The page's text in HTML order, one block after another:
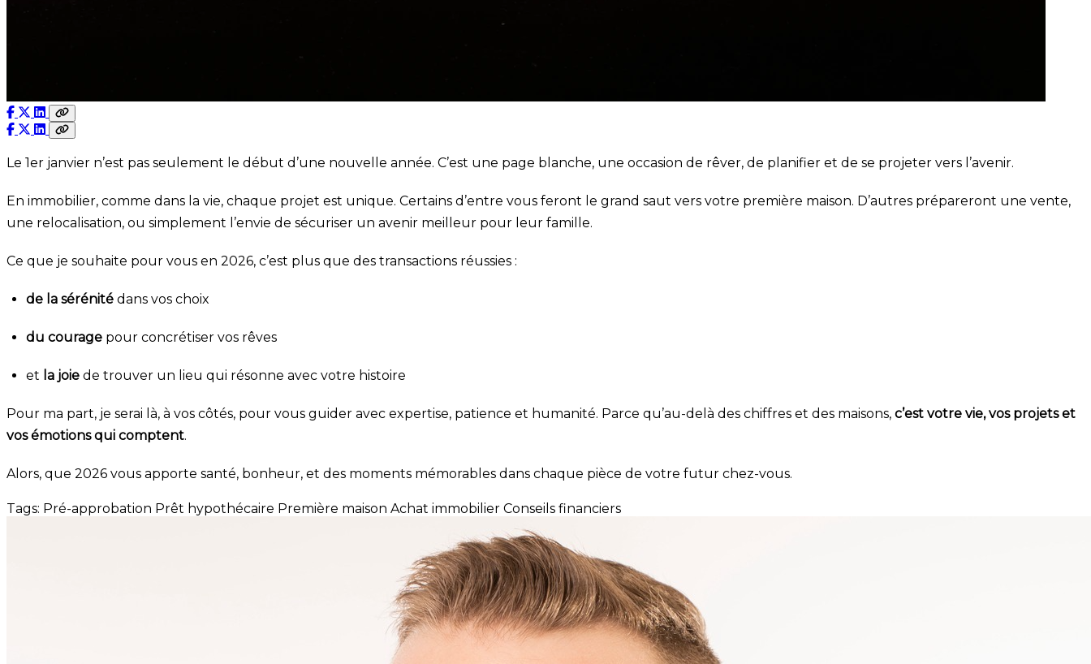
Le 1er janvier n’est pas seulement le début d’une nouvelle année. C’est une page blanche, une occasion de rêver, de planifier et de se projeter vers l’avenir.
En immobilier, comme dans la vie, chaque projet est unique. Certains d’entre vous feront le grand saut vers votre première maison. D’autres prépareront une vente,
une relocalisation, ou simplement l’envie de sécuriser un avenir meilleur pour leur famille.
Ce que je souhaite pour vous en 2026, c’est plus que des transactions réussies :
de la sérénité dans vos choix
du courage pour concrétiser vos rêves
et la joie de trouver un lieu qui résonne avec votre histoire
Pour ma part, je serai là, à vos côtés, pour vous guider avec expertise, patience et humanité. Parce qu’au-delà des chiffres et des maisons, c’est votre vie, vos projets et
vos émotions qui comptent.
Alors, que 2026 vous apporte santé, bonheur, et des moments mémorables dans chaque pièce de votre futur chez-vous.
Tags: Pré-approbation Prêt hypothécaire Première maison Achat immobilier Conseils financiers